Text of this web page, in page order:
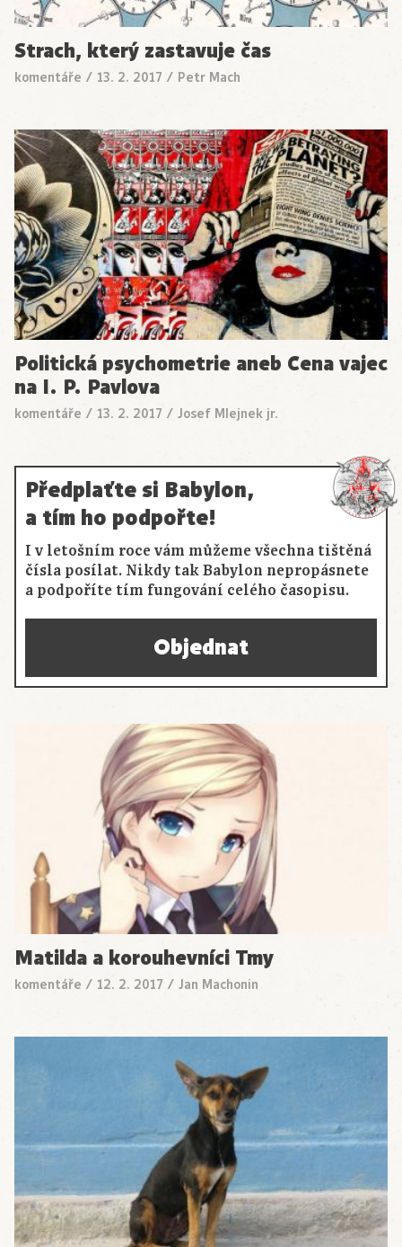
Strach, který zastavuje čas
komentáře / 13. 2. 2017 / Petr Mach
Politická psychometrie aneb Cena vajec
na I. P. Pavlova
komentáře / 13. 2. 2017 / Josef Mlejnek jr.
Předplaťte si Babylon,
a tím ho podpořte!
I v letošním roce vám můžeme všechna tištěná
čísla posílat. Nikdy tak Babylon nepropásnete
a podpoříte tím fungování celého časopisu.
Objednat
Matilda a korouhevníci Tmy
komentáře / 12. 2. 2017 / Jan Machonin